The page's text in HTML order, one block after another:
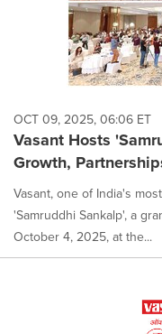
OCT 09, 2025, 06:06 ET
Vasant Hosts
Growth,
Vasant, one of India's
'Samruddhi Sankalp', a
October 4, 2025, at the...